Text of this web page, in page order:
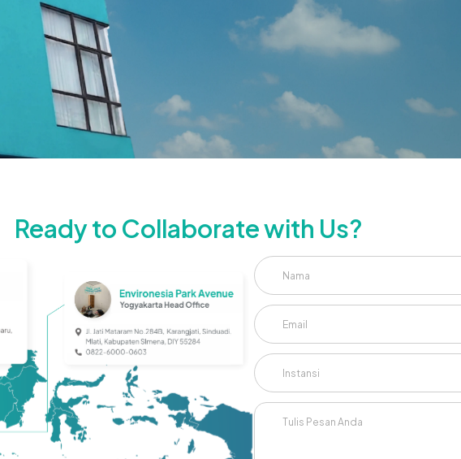
Ready to Collaborate with Us?